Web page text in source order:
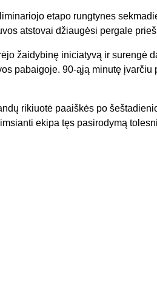
etapo rungtynes
atstovai džiaugėsi pergale
žaidybinę iniciatyvą ir
pabaigoje. 90-ąją minutę įvarčiu
rikiuotė paaiškės po
ekipa tęs pasirodymą